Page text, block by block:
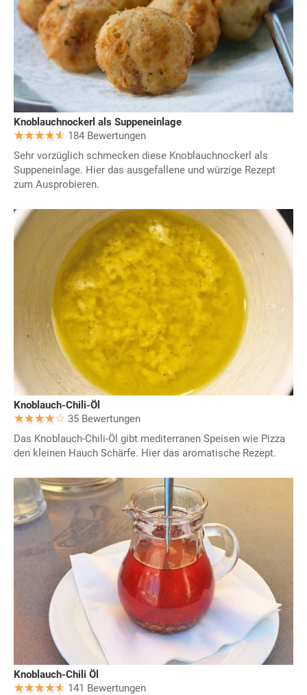
Knoblauchnockerl als Suppeneinlage
184 Bewertungen
Sehr vorzüglich schmecken diese Knoblauchnockerl als
Suppeneinlage. Hier das ausgefallene und würzige Rezept
zum Ausprobieren.
Knoblauch-Chili-Öl
35 Bewertungen
Das Knoblauch-Chili-Öl gibt mediterranen Speisen wie Pizza
den kleinen Hauch Schärfe. Hier das aromatische Rezept.
Knoblauch-Chili Öl
141 Bewertungen